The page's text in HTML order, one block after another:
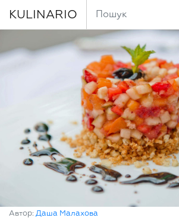
KULINARIO
Автор: Даша Малахова